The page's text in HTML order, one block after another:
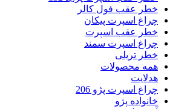
خطر عقب فول کالر
چراغ اسپرت پیکان
خطر عقب اسپرت
چراغ اسپرت سمند
خطر تریلی
همه محصولات
هدلایت
چراغ اسپرت پژو 206
خانواده پژو